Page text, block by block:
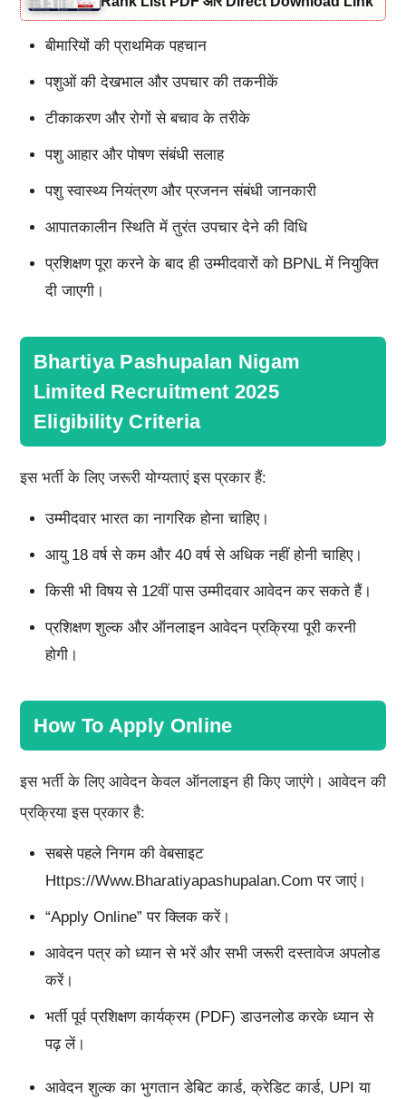
बीमारियों की प्राथमिक पहचान
पशुओं की देखभाल और उपचार की तकनीकें
टीकाकरण और रोगों से बचाव के तरीके
पशु आहार और पोषण संबंधी सलाह
पशु स्वास्थ्य नियंत्रण और प्रजनन संबंधी जानकारी
आपातकालीन स्थिति में तुरंत उपचार देने की विधि
प्रशिक्षण पूरा करने के बाद ही उम्मीदवारों को BPNL में नियुक्ति
दी जाएगी।
Bhartiya Pashupalan Nigam
Limited Recruitment 2025
Eligibility Criteria
इस भर्ती के लिए जरूरी योग्यताएं इस प्रकार हैं:
उम्मीदवार भारत का नागरिक होना चाहिए।
आयु 18 वर्ष से कम और 40 वर्ष से अधिक नहीं होनी चाहिए।
किसी भी विषय से 12वीं पास उम्मीदवार आवेदन कर सकते हैं।
प्रशिक्षण शुल्क और ऑनलाइन आवेदन प्रक्रिया पूरी करनी
होगी।
How To Apply Online
इस भर्ती के लिए आवेदन केवल ऑनलाइन ही किए जाएंगे। आवेदन की
प्रक्रिया इस प्रकार है:
सबसे पहले निगम की वेबसाइट
Https://www.bharatiyapashupalan.com पर जाएं।
“Apply Online” पर क्लिक करें।
आवेदन पत्र को ध्यान से भरें और सभी जरूरी दस्तावेज अपलोड
करें।
भर्ती पूर्व प्रशिक्षण कार्यक्रम (PDF) डाउनलोड करके ध्यान से
पढ़ लें।
आवेदन शुल्क का भुगतान डेबिट कार्ड, क्रेडिट कार्ड, UPI या